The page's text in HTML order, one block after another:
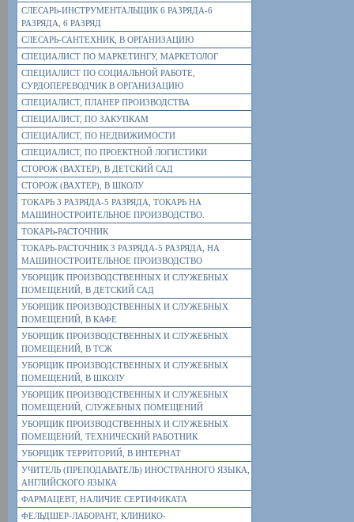
СЛЕСАРЬ-ИНСТРУМЕНТАЛЬЩИК 6 РАЗРЯДА-6
РАЗРЯДА, 6 РАЗРЯД
СЛЕСАРЬ-САНТЕХНИК, В ОРГАНИЗАЦИЮ
СПЕЦИАЛИСТ ПО МАРКЕТИНГУ, МАРКЕТОЛОГ
СПЕЦИАЛИСТ ПО СОЦИАЛЬНОЙ РАБОТЕ,
СУРДОПЕРЕВОДЧИК В ОРГАНИЗАЦИЮ
СПЕЦИАЛИСТ, ПЛАНЕР ПРОИЗВОДСТВА
СПЕЦИАЛИСТ, ПО ЗАКУПКАМ
СПЕЦИАЛИСТ, ПО НЕДВИЖИМОСТИ
СПЕЦИАЛИСТ, ПО ПРОЕКТНОЙ ЛОГИСТИКИ
СТОРОЖ (ВАХТЕР), В ДЕТСКИЙ САД
СТОРОЖ (ВАХТЕР), В ШКОЛУ
ТОКАРЬ 3 РАЗРЯДА-5 РАЗРЯДА, ТОКАРЬ НА
МАШИНОСТРОИТЕЛЬНОЕ ПРОИЗВОДСТВО.
ТОКАРЬ-РАСТОЧНИК
ТОКАРЬ-РАСТОЧНИК 3 РАЗРЯДА-5 РАЗРЯДА, НА
МАШИНОСТРОИТЕЛЬНОЕ ПРОИЗВОДСТВО
УБОРЩИК ПРОИЗВОДСТВЕННЫХ И СЛУЖЕБНЫХ
ПОМЕЩЕНИЙ, В ДЕТСКИЙ САД
УБОРЩИК ПРОИЗВОДСТВЕННЫХ И СЛУЖЕБНЫХ
ПОМЕЩЕНИЙ, В КАФЕ
УБОРЩИК ПРОИЗВОДСТВЕННЫХ И СЛУЖЕБНЫХ
ПОМЕЩЕНИЙ, В ТСЖ
УБОРЩИК ПРОИЗВОДСТВЕННЫХ И СЛУЖЕБНЫХ
ПОМЕЩЕНИЙ, В ШКОЛУ
УБОРЩИК ПРОИЗВОДСТВЕННЫХ И СЛУЖЕБНЫХ
ПОМЕЩЕНИЙ, СЛУЖЕБНЫХ ПОМЕЩЕНИЙ
УБОРЩИК ПРОИЗВОДСТВЕННЫХ И СЛУЖЕБНЫХ
ПОМЕЩЕНИЙ, ТЕХНИЧЕСКИЙ РАБОТНИК
УБОРЩИК ТЕРРИТОРИЙ, В ИНТЕРНАТ
УЧИТЕЛЬ (ПРЕПОДАВАТЕЛЬ) ИНОСТРАННОГО ЯЗЫКА,
АНГЛИЙСКОГО ЯЗЫКА
ФАРМАЦЕВТ, НАЛИЧИЕ СЕРТИФИКАТА
ФЕЛЬДШЕР-ЛАБОРАНТ, КЛИНИКО-